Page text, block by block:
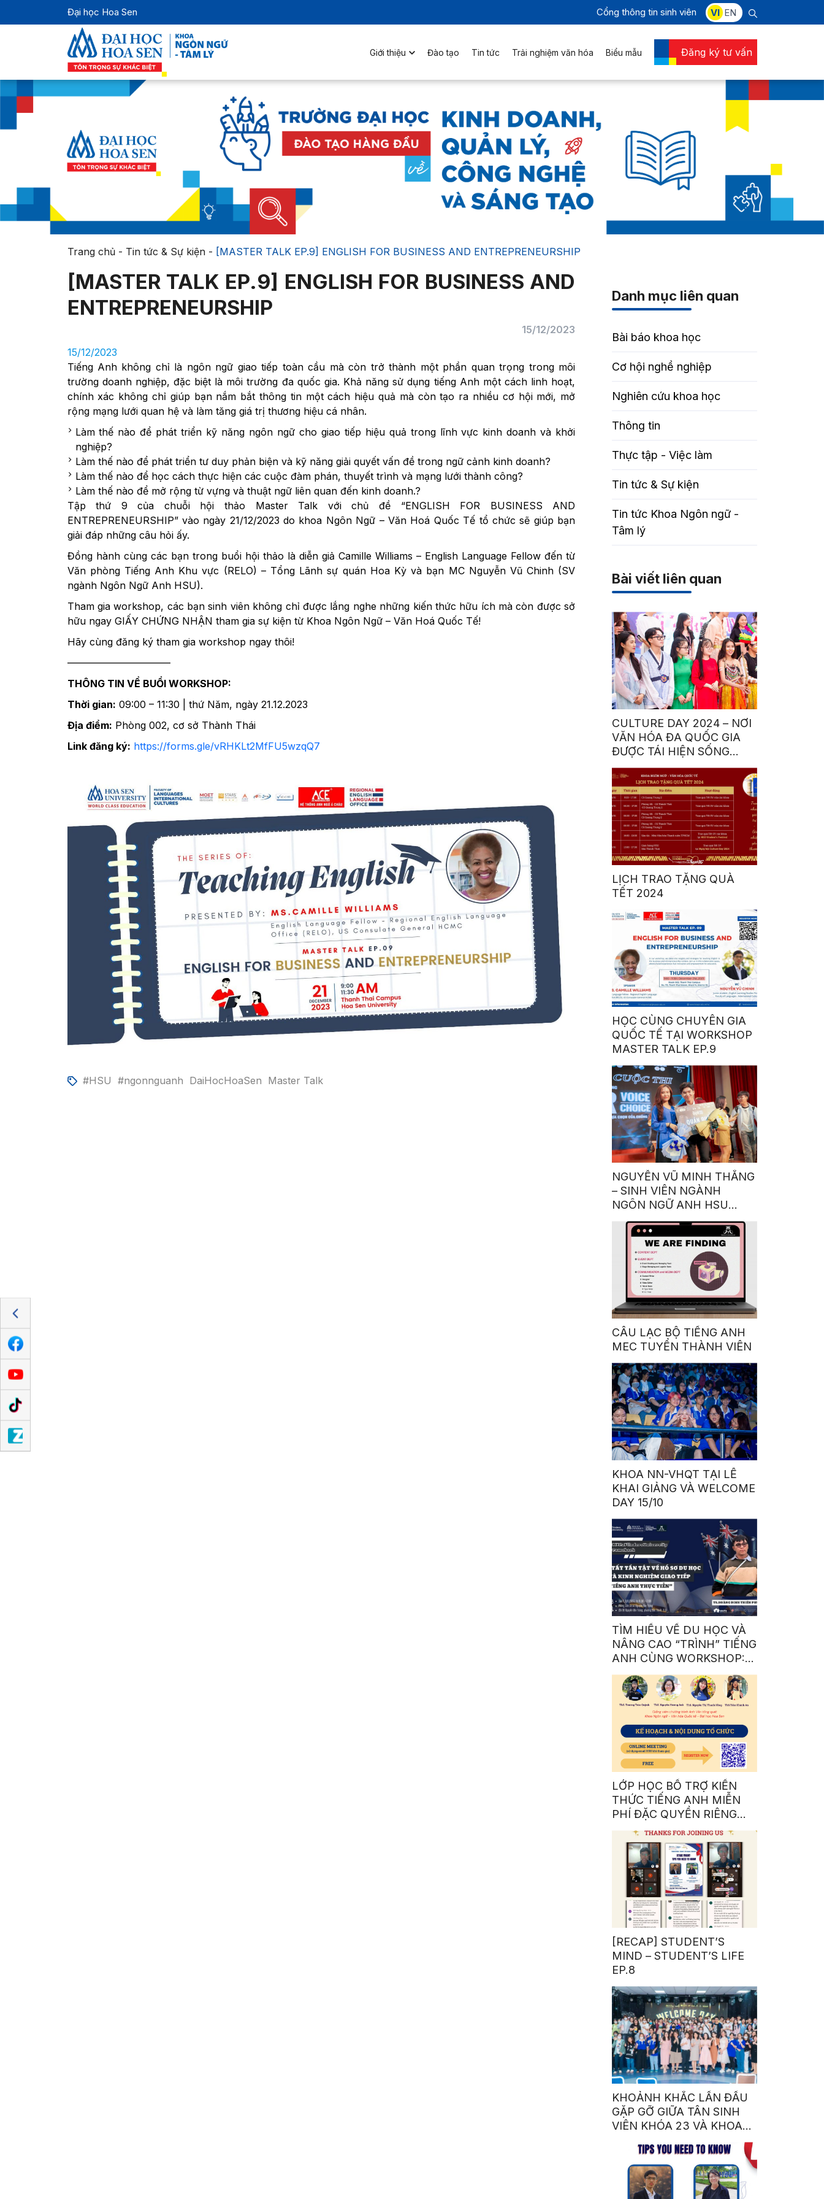
Đại học Hoa Sen Cổng thông tin sinh viên VI EN
Giới thiệu Đào tạo Tin tức Trải nghiệm văn hóa Biểu mẫu Đăng ký tư vấn
Trang chủ- Tin tức & Sự kiện- [MASTER TALK EP.9] ENGLISH FOR BUSINESS AND ENTREPRENEURSHIP
[MASTER TALK EP.9] ENGLISH FOR BUSINESS AND
ENTREPRENEURSHIP
15/12/2023
15/12/2023
Tiếng Anh không chỉ là ngôn ngữ giao tiếp toàn cầu mà còn trở thành một phần quan trọng trong môi
trường doanh nghiệp, đặc biệt là môi trường đa quốc gia. Khả năng sử dụng tiếng Anh một cách linh hoạt,
chính xác không chỉ giúp bạn nắm bắt thông tin một cách hiệu quả mà còn tạo ra nhiều cơ hội mới, mở
rộng mạng lưới quan hệ và làm tăng giá trị thương hiệu cá nhân.
Làm thế nào để phát triển kỹ năng ngôn ngữ cho giao tiếp hiệu quả trong lĩnh vực kinh doanh và khởi
nghiệp?
Làm thế nào để phát triển tư duy phản biện và kỹ năng giải quyết vấn đề trong ngữ cảnh kinh doanh?
Làm thế nào để học cách thực hiện các cuộc đàm phán, thuyết trình và mạng lưới thành công?
Làm thế nào để mở rộng từ vựng và thuật ngữ liên quan đến kinh doanh.?
Tập thứ 9 của chuỗi hội thảo Master Talk với chủ đề “ENGLISH FOR BUSINESS AND
ENTREPRENEURSHIP” vào ngày 21/12/2023 do khoa Ngôn Ngữ – Văn Hoá Quốc Tế tổ chức sẽ giúp bạn
giải đáp những câu hỏi ấy.
Đồng hành cùng các bạn trong buổi hội thảo là diễn giả Camille Williams – English Language Fellow đến từ
Văn phòng Tiếng Anh Khu vực (RELO) – Tổng Lãnh sự quán Hoa Kỳ và bạn MC Nguyễn Vũ Chinh (SV
ngành Ngôn Ngữ Anh HSU).
Tham gia workshop, các bạn sinh viên không chỉ được lắng nghe những kiến thức hữu ích mà còn được sở
hữu ngay GIẤY CHỨNG NHẬN tham gia sự kiện từ Khoa Ngôn Ngữ – Văn Hoá Quốc Tế!
Hãy cùng đăng ký tham gia workshop ngay thôi!
——————————–
THÔNG TIN VỀ BUỔI WORKSHOP:
Thời gian: 09:00 – 11:30 | thứ Năm, ngày 21.12.2023
Địa điểm: Phòng 002, cơ sở Thành Thái
Link đăng ký: https://forms.gle/vRHKLt2MfFU5wzqQ7
#HSU #ngonnguanh DaiHocHoaSen Master Talk
Danh mục liên quan
Bài báo khoa học
Cơ hội nghề nghiệp
Nghiên cứu khoa học
Thông tin
Thực tập - Việc làm
Tin tức & Sự kiện
Tin tức Khoa Ngôn ngữ -
Tâm lý
Bài viết liên quan
CULTURE DAY 2024 – NƠI
VĂN HÓA ĐA QUỐC GIA
ĐƯỢC TÁI HIỆN SỐNG
ĐỘNG BỞI SINH VIÊN HSU
LỊCH TRAO TẶNG QUÀ
TẾT 2024
HỌC CÙNG CHUYÊN GIA
QUỐC TẾ TẠI WORKSHOP
MASTER TALK EP.9
NGUYỄN VŨ MINH THẮNG
– SINH VIÊN NGÀNH
NGÔN NGỮ ANH HSU
GIÀNH QUÁN QUÂN
CUỘC THI GIỌNG NÓI
TRUYỀN CẢM HỨNG:
“OUR VOICE – OUR
CHOICE 2023”
CÂU LẠC BỘ TIẾNG ANH
MEC TUYỂN THÀNH VIÊN
KHOA NN-VHQT TẠI LỄ
KHAI GIẢNG VÀ WELCOME
DAY 15/10
TÌM HIỂU VỀ DU HỌC VÀ
NÂNG CAO “TRÌNH” TIẾNG
ANH CÙNG WORKSHOP: A
COMPLETE GUIDE TO BE
AN INTERNATIONAL
STUDENT 101
LỚP HỌC BỔ TRỢ KIẾN
THỨC TIẾNG ANH MIỄN
PHÍ ĐẶC QUYỀN RIÊNG
CHO SINH VIÊN NHÀ SEN
[RECAP] STUDENT’S
MIND – STUDENT’S LIFE
EP.8
KHOẢNH KHẮC LẦN ĐẦU
GẶP GỠ GIỮA TÂN SINH
VIÊN KHÓA 23 VÀ KHOA
QUỐC TẾ NHÀ SEN